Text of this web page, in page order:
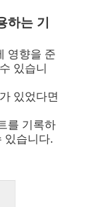
하는 기
영향을 준
있습니
있었다면
를 기록하
있습니다.